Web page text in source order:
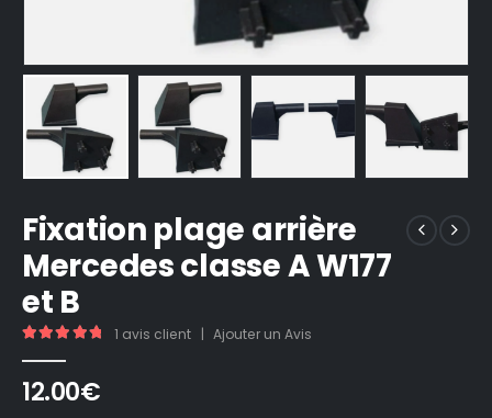
Fixation plage arrière
Mercedes classe A W177
et B
1 avis client | Ajouter un Avis
12.00€